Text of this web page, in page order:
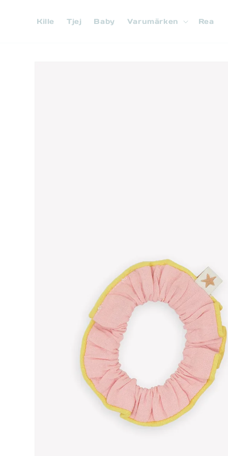
innehåll
Kille Tjej Baby Varumärken Rea